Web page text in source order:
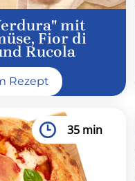
mit
Fior di
Rucola
Rezept
35 min